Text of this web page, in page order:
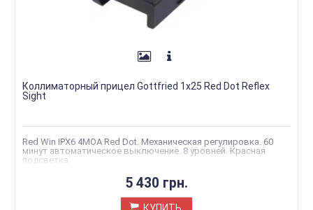
Коллиматорный прицел Gottfried 1x25 Red Dot Reflex
Sight
Red Win IPX6 4MOA Red Dot. Механическая регулировка. 60
минут автоматическое выключение. 8 уровней. Красная
подсветка
5 430 грн.